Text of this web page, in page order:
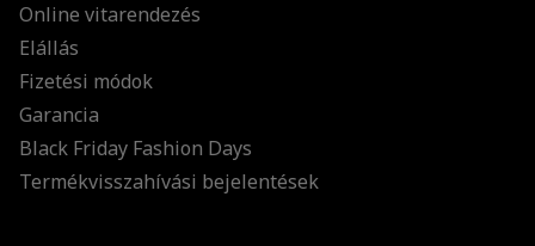
Online vitarendezés
Elállás
Fizetési módok
Garancia
Black Friday Fashion Days
Termékvisszahívási bejelentések